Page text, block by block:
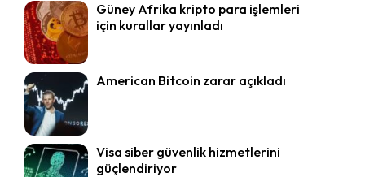
Güney Afrika kripto para işlemleri
için kurallar yayınladı
American Bitcoin zarar açıkladı
Visa siber güvenlik hizmetlerini
güçlendiriyor